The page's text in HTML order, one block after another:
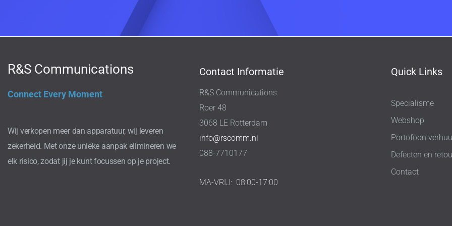
R&S Communications
Connect Every Moment
Wij verkopen meer dan apparatuur, wij leveren
zekerheid. Met onze unieke aanpak elimineren we
elk risico, zodat jij je kunt focussen op je project.
Contact Informatie
R&S Communications
Roer 48
3068 LE Rotterdam
info@rscomm.nl
088-7710177
MA-VRIJ: 08:00-17:00
Quick Links
Specialisme
Webshop
Portofoon
Defecten en
Contact